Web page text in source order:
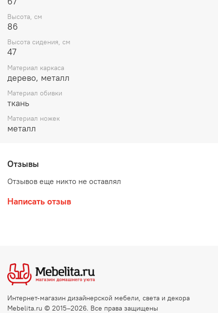
Высота, см
86
Высота сидения, см
47
Материал каркаса
дерево, металл
Материал обивки
ткань
Материал ножек
металл
Отзывы
Отзывов еще никто не оставлял
Написать отзыв
Интернет-магазин дизайнерской мебели, света и декора
Mebelita.ru © 2015–2026. Все права защищены